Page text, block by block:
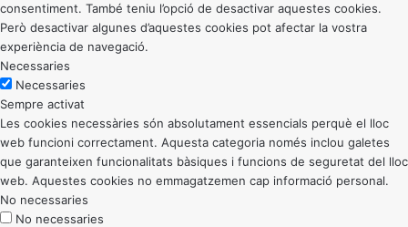
consentiment. També teniu l’opció de desactivar aquestes cookies.
Però desactivar algunes d’aquestes cookies pot afectar la vostra
experiència de navegació.
Necessaries
Necessaries
Sempre activat
Les cookies necessàries són absolutament essencials perquè el lloc
web funcioni correctament. Aquesta categoria només inclou galetes
que garanteixen funcionalitats bàsiques i funcions de seguretat del lloc
web. Aquestes cookies no emmagatzemen cap informació personal.
No necessaries
No necessaries